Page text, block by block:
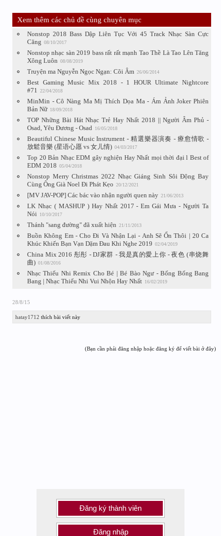
Xem thêm các chủ đề cùng chuyên mục
Nonstop 2018 Bass Dập Liên Tục Với 45 Track Nhạc Sàn Cực
Căng 08/10/2017
Nonstop nhạc sàn 2019 bass rất rất mạnh Tao Thề Là Tao Lên Tăng
Xông Luôn 08/08/2019
Truyện ma Nguyễn Ngọc Ngạn: Cõi Âm 26/06/2014
Best Gaming Music Mix 2018 - 1 HOUR Ultimate Nightcore
#71 22/04/2018
MinMin - Cô Nàng Ma Mị Thích Dọa Ma - Ám Ảnh Joker Phiên
Bản Nữ 18/09/2018
TOP Những Bài Hát Nhạc Trẻ Hay Nhất 2018 || Người Âm Phủ -
Osad, Yêu Đương - Osad
16/05/2018
Beautiful Chinese Music Instrument - 精選樂器演奏 - 療愈情歌 -
放鬆音樂 (星语心愿 vs 女儿情) 04/03/2017
Top 20 Bản Nhạc EDM gây nghiện Hay Nhất mọi thời đại l Best of
EDM 2018 05/04/2018
Nonstop Merry Christmas 2022 Nhạc Giáng Sinh Sôi Động Bay
Cùng Ông Già Noel Đi Phát Kẹo 20/12/2021
[MV JAV-POP] Các bác vào nhận người quen này 21/06/2013
LK Nhạc ( MASHUP ) Hay Nhất 2017 - Em Gái Mưa - Người Ta
Nói
10/10/2017
Thánh "sang đường" đã xuất hiện 21/11/2013
Buồn Không Em - Cho Đi Và Nhận Lại - Anh Sẽ Ổn Thôi | 20 Ca
Khúc Khiến Bạn Vạn Dặm Đau Khi Nghe 2019 02/04/2019
China Mix 2016 彤彤 - DJ家群 - 我是真的愛上你 - 夜色 (串烧舞
曲) 01/08/2016
Nhạc Thiếu Nhi Remix Cho Bé | Bé Bào Ngư - Bống Bống Bang
Bang | Nhạc Thiếu Nhi Vui Nhộn Hay Nhất 16/02/2019
28/8/15
hatay1712 thích bài viết này
(Bạn cần phải đăng nhập hoặc đăng ký để viết bài ở đây)
Đăng ký thành viên
Đăng nhập